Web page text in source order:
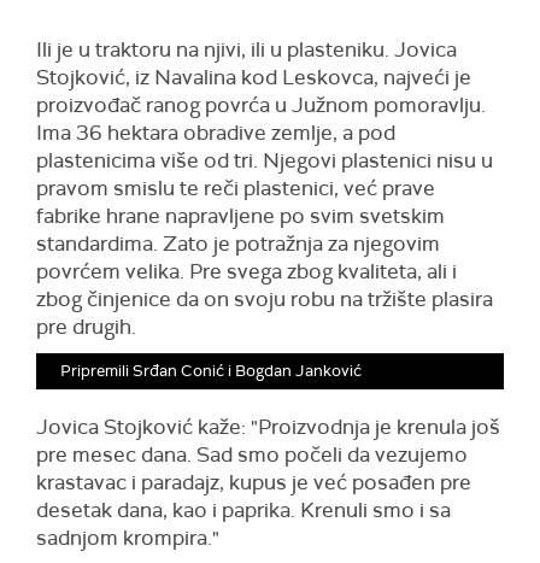
Ili je u traktoru na njivi, ili u plasteniku. Jovica
Stojković, iz Navalina kod Leskovca, najveći je
proizvođač ranog povrća u Južnom pomoravlju.
Ima 36 hektara obradive zemlje, a pod
plastenicima više od tri. Njegovi plastenici nisu u
pravom smislu te reči plastenici, već prave
fabrike hrane napravljene po svim svetskim
standardima. Zato je potražnja za njegovim
povrćem velika. Pre svega zbog kvaliteta, ali i
zbog činjenice da on svoju robu na tržište plasira
pre drugih.
Pripremili Srđan Conić i Bogdan Janković
Jovica Stojković kaže: "Proizvodnja je krenula još
pre mesec dana. Sad smo počeli da vezujemo
krastavac i paradajz, kupus je već posađen pre
desetak dana, kao i paprika. Krenuli smo i sa
sadnjom krompira."